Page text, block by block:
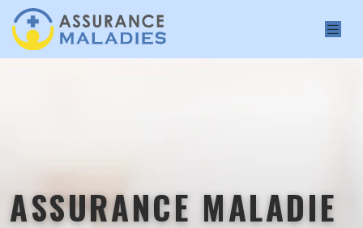
ASSURANCE MALADIE